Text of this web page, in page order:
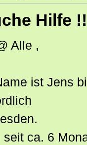
Hilfe !!
Alle ,
ist Jens
seit ca. 6